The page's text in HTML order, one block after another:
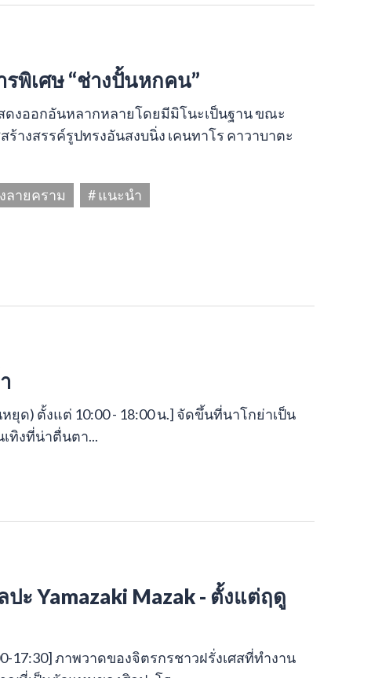
เศษ “ช่างปั้นหกคน”
งออกอันหลากหลายโดยมีมิโนะเป็นฐาน ขณะ
งสรรค์รูปทรงอันสงบนิ่ง เคนทาโร คาวาบาตะ
ลายคราม # แนะนำ
ด) ตั้งแต่ 10:00 - 18:00 น.] จัดขึ้นที่นาโกย่าเป็น
ทิงที่น่าตื่นตา...
Yamazaki Mazak - ตั้งแต่ฤดู
17:30] ภาพวาดของจิตรกรชาวฝรั่งเศสที่ทำงาน